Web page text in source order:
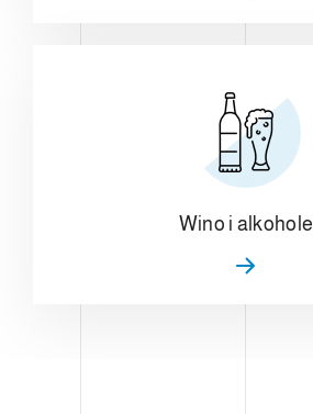
Wino i alkohole